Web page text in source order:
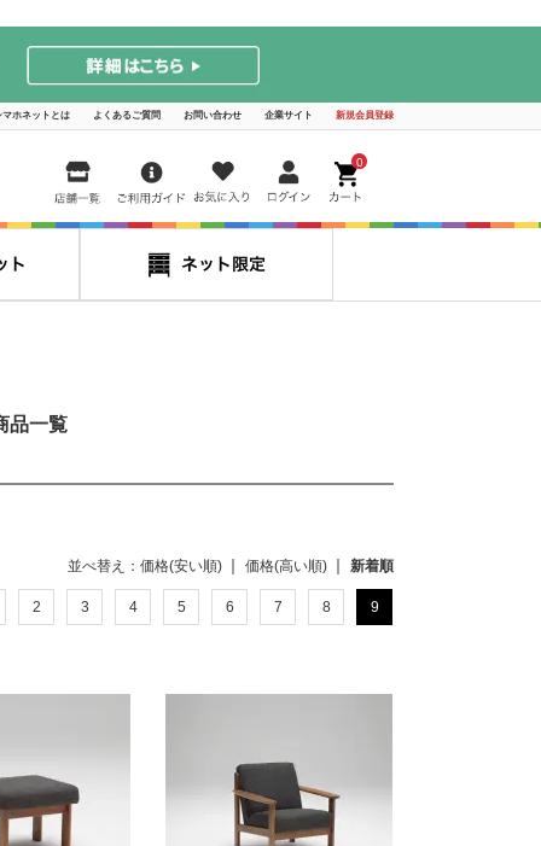
マホネットとは よくあるご質問 お問い合わせ 企業サイト 新規会員登録
0
品一覧
並べ替え： 価格(安い順) 価格(高い順) 新着順
2 3 4 5 6 7 8 9